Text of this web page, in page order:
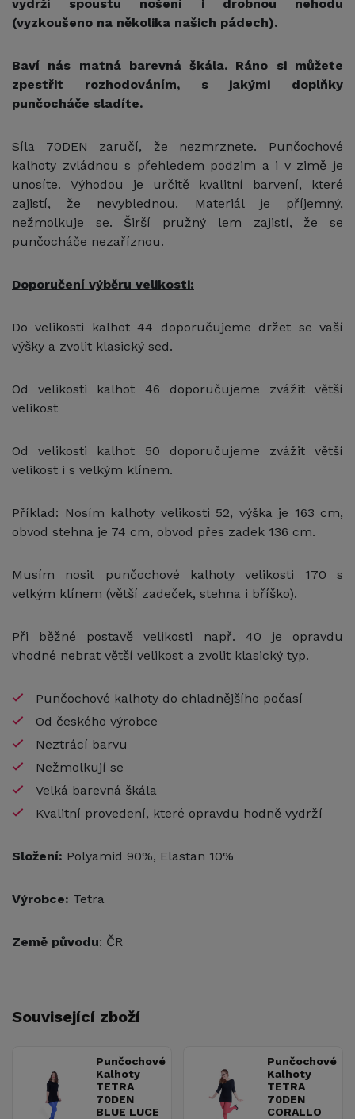
vydrží spoustu nošení i drobnou nehodu
(vyzkoušeno na několika našich pádech).
Baví nás matná barevná škála. Ráno si můžete
zpestřit rozhodováním, s jakými doplňky
punčocháče sladíte.
Síla 70DEN zaručí, že nezmrznete. Punčochové
kalhoty zvládnou s přehledem podzim a i v zimě je
unosíte. Výhodou je určitě kvalitní barvení, které
zajistí, že nevyblednou. Materiál je příjemný,
nežmolkuje se. Širší pružný lem zajistí, že se
punčocháče nezaříznou.
Doporučení výběru velikosti:
Do velikosti kalhot 44 doporučujeme držet se vaší
výšky a zvolit klasický sed.
Od velikosti kalhot 46 doporučujeme zvážit větší
velikost
Od velikosti kalhot 50 doporučujeme zvážit větší
velikost i s velkým klínem.
Příklad: Nosím kalhoty velikosti 52, výška je 163 cm,
obvod stehna je 74 cm, obvod přes zadek 136 cm.
Musím nosit punčochové kalhoty velikosti 170 s
velkým klínem (větší zadeček, stehna i bříško).
Při běžné postavě velikosti např. 40 je opravdu
vhodné nebrat větší velikost a zvolit klasický typ.
Punčochové kalhoty do chladnějšího počasí
Od českého výrobce
Neztrácí barvu
Nežmolkují se
Velká barevná škála
Kvalitní provedení, které opravdu hodně vydrží
Složení: Polyamid 90%, Elastan 10%
Výrobce: Tetra
Země původu: ČR
Související zboží
Punčochové
Kalhoty
TETRA
70DEN
BLUE LUCE
Punčochové
Kalhoty
TETRA
70DEN
CORALLO